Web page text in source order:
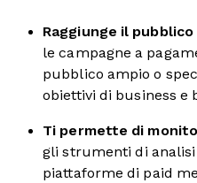
Raggiunge il
le campagne a
pubblico ampio o
obiettivi di business e
Ti permette di
gli strumenti di
piattaforme di paid